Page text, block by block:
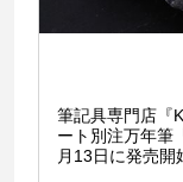
筆記具専門店『
ート別注万年筆
月13日に発売開